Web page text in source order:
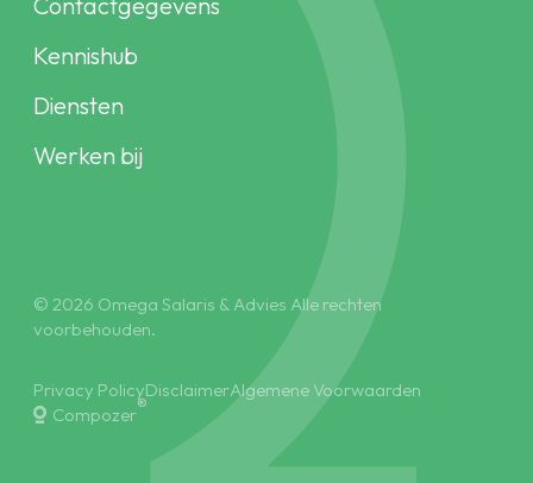
Kennishub
Diensten
Werken bij
© 2026 Omega Salaris & Advies Alle rechten
voorbehouden.
Privacy PolicyDisclaimerAlgemene Voorwaarden
Compozer®